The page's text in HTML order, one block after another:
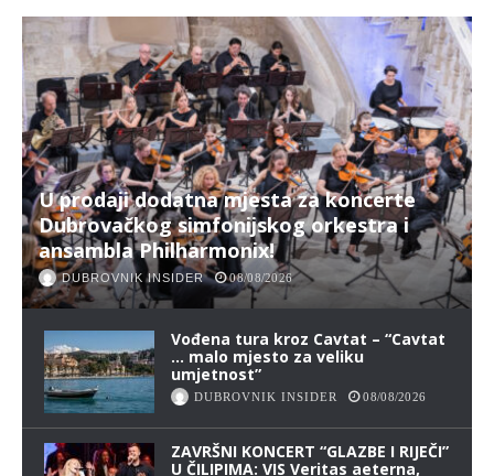
U prodaji dodatna mjesta za koncerte
Dubrovačkog simfonijskog orkestra i
ansambla Philharmonix!
DUBROVNIK INSIDER 08/08/2026
Vođena tura kroz Cavtat – “Cavtat
… malo mjesto za veliku
umjetnost”
DUBROVNIK INSIDER 08/08/2026
ZAVRŠNI KONCERT “GLAZBE I RIJEČI”
U ČILIPIMA: VIS Veritas aeterna,